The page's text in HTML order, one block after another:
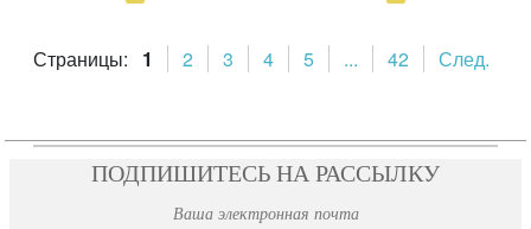
Страницы: 1 2 3 4 5 ... 42 След.
ПОДПИШИТЕСЬ НА РАССЫЛКУ